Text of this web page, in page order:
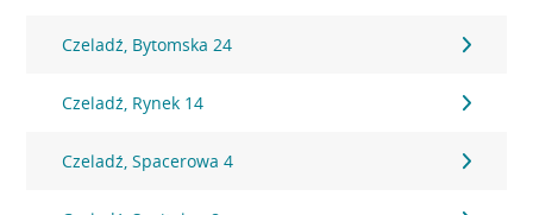
Czeladź, Bytomska 24
Czeladź, Rynek 14
Czeladź, Spacerowa 4